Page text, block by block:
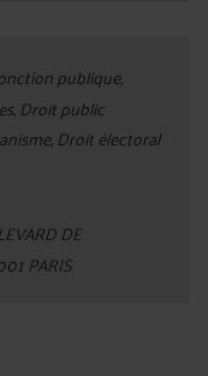
publique,
Droit public
Droit électoral
DE
PARIS